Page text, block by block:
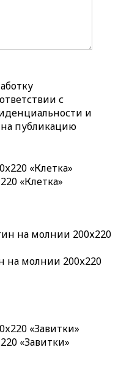
с
и
публикацию
«Клетка»
на молнии 200х220
«Завитки»